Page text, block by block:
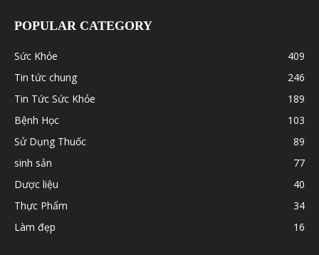
POPULAR CATEGORY
Sức Khỏe
409
Tin tức chung
246
Tin Tức Sức Khỏe
189
Bệnh Học
103
Sử Dụng Thuốc
89
sinh sản
77
Dược liệu
40
Thực Phẩm
34
Làm đẹp
16